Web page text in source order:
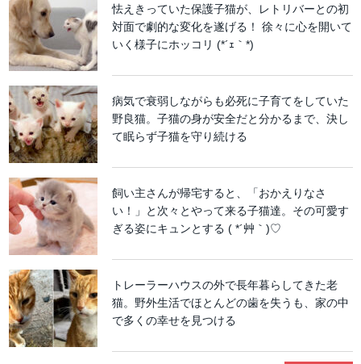
怯えきっていた保護子猫が、レトリバーとの初
対面で劇的な変化を遂げる！ 徐々に心を開いて
いく様子にホッコリ (*´ｪ｀*)
病気で衰弱しながらも必死に子育てをしていた
野良猫。子猫の身が安全だと分かるまで、決し
て眠らず子猫を守り続ける
飼い主さんが帰宅すると、「おかえりなさ
い！」と次々とやって来る子猫達。その可愛す
ぎる姿にキュンとする ( *´艸｀)♡
トレーラーハウスの外で長年暮らしてきた老
猫。野外生活でほとんどの歯を失うも、家の中
で多くの幸せを見つける